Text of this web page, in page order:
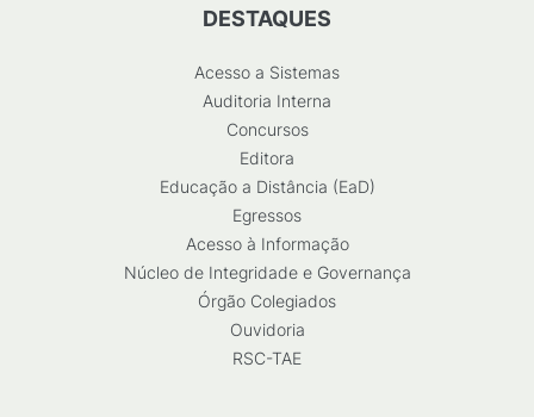
DESTAQUES
Acesso a Sistemas
Auditoria Interna
Concursos
Editora
Educação a Distância (EaD)
Egressos
Acesso à Informação
Núcleo de Integridade e Governança
Órgão Colegiados
Ouvidoria
RSC-TAE